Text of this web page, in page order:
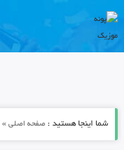
شما اینجا هستید : صفحه اصلی»